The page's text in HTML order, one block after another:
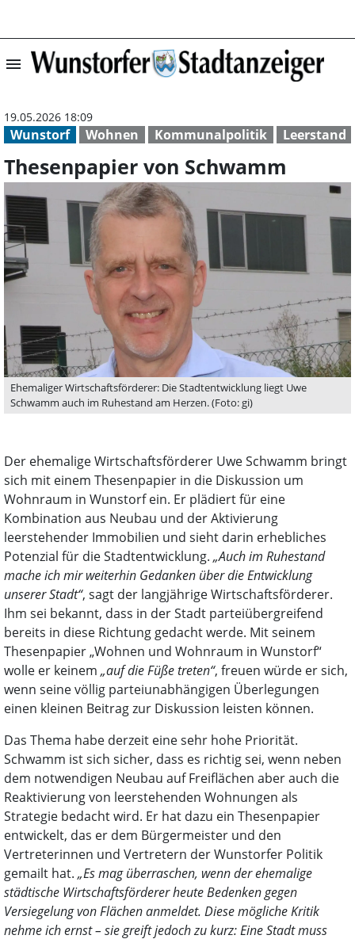
menu Thesenpapier
Wunstorf Wohnen Kommunalpolitik Leerstand
19.05.2026 18:09
Thesenpapier von Schwamm
Ehemaliger Wirtschaftsförderer: Die Stadtentwicklung liegt Uwe
Schwamm auch im Ruhestand am Herzen. (Foto: gi)
Der ehemalige Wirtschaftsförderer Uwe Schwamm bringt
sich mit einem Thesenpapier in die Diskussion um
Wohnraum in Wunstorf ein. Er plädiert für eine
Kombination aus Neubau und der Aktivierung
leerstehender Immobilien und sieht darin erhebliches
Potenzial für die Stadtentwicklung. „Auch im Ruhestand
mache ich mir weiterhin Gedanken über die Entwicklung
unserer Stadt“, sagt der langjährige Wirtschaftsförderer.
Ihm sei bekannt, dass in der Stadt parteiübergreifend
bereits in diese Richtung gedacht werde. Mit seinem
Thesenpapier „Wohnen und Wohnraum in Wunstorf“
wolle er keinem „auf die Füße treten“, freuen würde er sich,
wenn seine völlig parteiunabhängigen Überlegungen
einen kleinen Beitrag zur Diskussion leisten können.
Das Thema habe derzeit eine sehr hohe Priorität.
Schwamm ist sich sicher, dass es richtig sei, wenn neben
dem notwendigen Neubau auf Freiflächen aber auch die
Reaktivierung von leerstehenden Wohnungen als
Strategie bedacht wird. Er hat dazu ein Thesenpapier
entwickelt, das er dem Bürgermeister und den
Vertreterinnen und Vertretern der Wunstorfer Politik
gemailt hat. „Es mag überraschen, wenn der ehemalige
städtische Wirtschaftsförderer heute Bedenken gegen
Versiegelung von Flächen anmeldet. Diese mögliche Kritik
nehme ich ernst – sie greift jedoch zu kurz: Eine Stadt muss